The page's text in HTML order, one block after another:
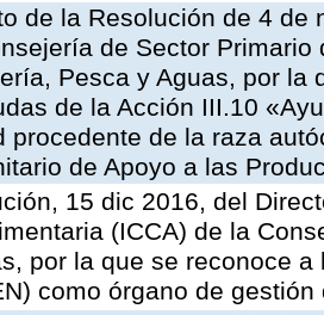
de la Resolución de 4 de
de Sector
Pesca y Aguas, por la
de la Acción III.10
procedente de la raza
de Apoyo a las
15 dic 2016, del
(ICCA) de la
por la que se reconoce
como órgano de